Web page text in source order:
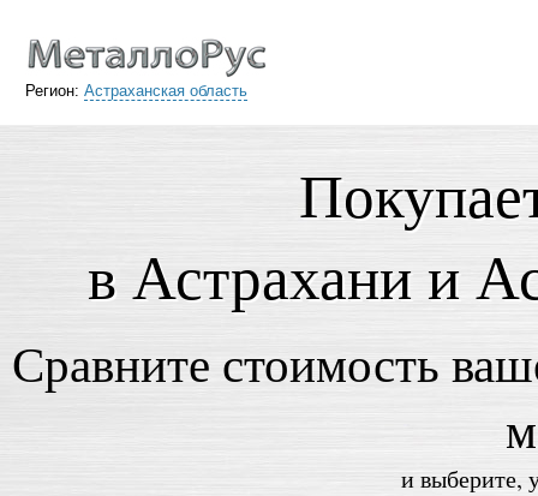
Регион: Астраханская область
в Астрахани и
Сравните стоимость
и выберите,